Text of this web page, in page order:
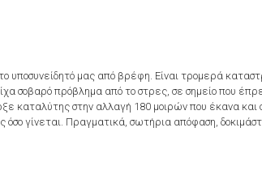
υποσυνείδητό μας από βρέφη. Είναι τρομερά
σοβαρό πρόβλημα από το στρες, σε σημείο που
καταλύτης στην αλλαγή 180 μοιρών που έκανα και
γίνεται. Πραγματικά, σωτήρια απόφαση, δοκιμάστε